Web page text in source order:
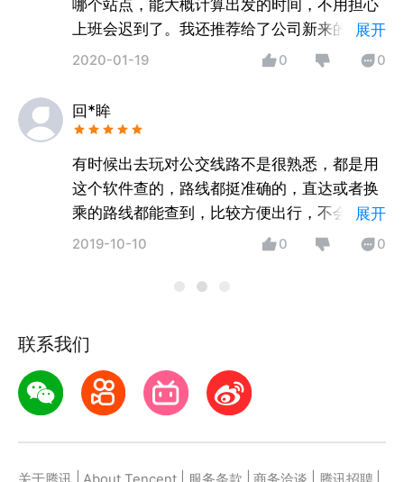
哪个站点，能大概计算出发的时间，不用担心
上班会迟到了。我还推荐给了公司新来的同
事，这个软件对他也挺有帮助的，输入起点和
展开
2020-01-19 0 0
回*眸
有时候出去玩对公交线路不是很熟悉，都是用
这个软件查的，路线都挺准确的，直达或者换
乘的路线都能查到，比较方便出行，不会绕远
路，比较适合我这样的路痴，会继续支持的。
展开
2019-10-10 0 0
联系我们